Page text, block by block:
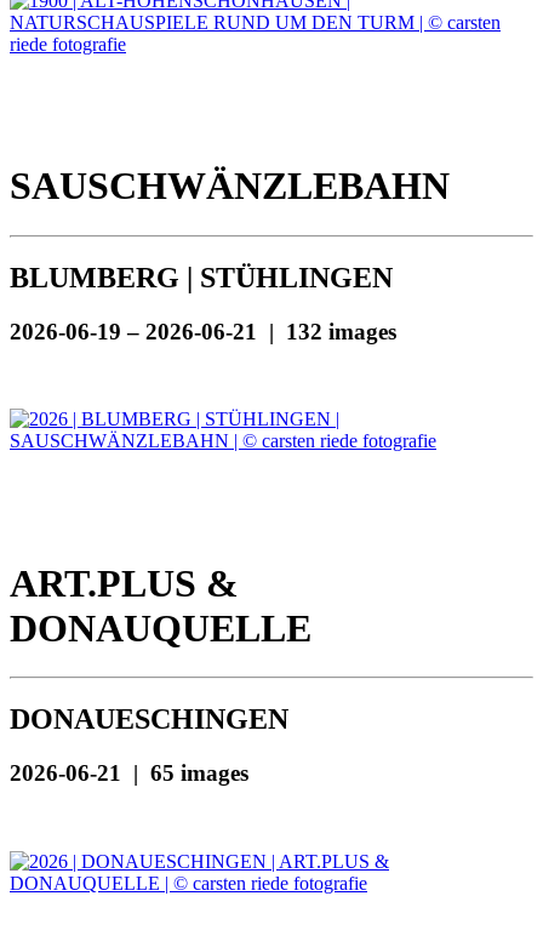
SAUSCHWÄNZLEBAHN
BLUMBERG | STÜHLINGEN
2026-06-19 – 2026-06-21 | 132 images
ART.PLUS &
DONAUQUELLE
DONAUESCHINGEN
2026-06-21 | 65 images